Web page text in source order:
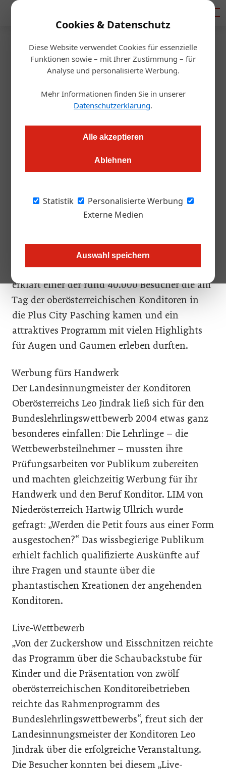
Cookies & Datenschutz
Diese Website verwendet Cookies für essenzielle
Funktionen sowie – mit Ihrer Zustimmung – für
Analyse und personalisierte Werbung.
Mehr Informationen finden Sie in unserer
Datenschutzerklärung.
Alle akzeptieren
Ablehnen
Statistik
Personalisierte Werbung
Externe Medien
Auswahl speichern
Startseite/Getränke
Ein Tag im Zeichen der süßen
Kunst
Im Rahmen des Tags der oberösterreichischen Konditoren
fand in Linz in der Plus City Pasching der
Weitere Highlights waren dabei die Eisschnitz- und
Zuckershow sowie die Schaubackstube.
verspeist es mit einem Bissen ohne sich
bewusst zu sein welche Arbeit dahintersteckt“,
erklärt einer der rund 40.000 Besucher die am
Tag der oberösterreichischen Konditoren in
die Plus City Pasching kamen und ein
attraktives Programm mit vielen Highlights
für Augen und Gaumen erleben durften.
Werbung fürs Handwerk
Der Landesinnungmeister der Konditoren
Oberösterreichs Leo Jindrak ließ sich für den
Bundeslehrlingswettbewerb 2004 etwas ganz
besonderes einfallen: Die Lehrlinge – die
Wettbewerbsteilnehmer – mussten ihre
Prüfungsarbeiten vor Publikum zubereiten
und machten gleichzeitig Werbung für ihr
Handwerk und den Beruf Konditor. LIM von
Niederösterreich Hartwig Ullrich wurde
gefragt: „Werden die Petit fours aus einer Form
ausgestochen?“ Das wissbegierige Publikum
erhielt fachlich qualifizierte Auskünfte auf
ihre Fragen und staunte über die
phantastischen Kreationen der angehenden
Konditoren.
Live-Wettbewerb
„Von der Zuckershow und Eisschnitzen reichte
das Programm über die Schaubackstube für
Kinder und die Präsentation von zwölf
oberösterreichischen Konditoreibetrieben
reichte das Rahmenprogramm des
Bundeslehrlingswettbewerbs“, freut sich der
Landesinnungsmeister der Konditoren Leo
Jindrak über die erfolgreiche Veranstaltung.
Die Besucher konnten bei diesem „Live-